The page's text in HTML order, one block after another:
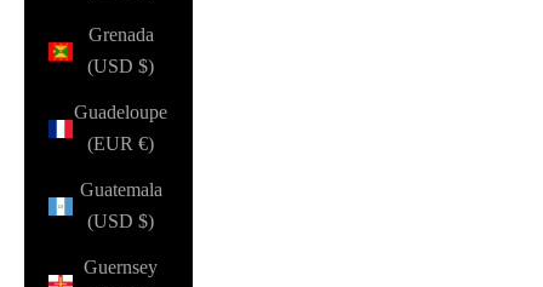
Grenada
(USD $)
Guadeloupe
(EUR €)
Guatemala
(USD $)
Guernsey